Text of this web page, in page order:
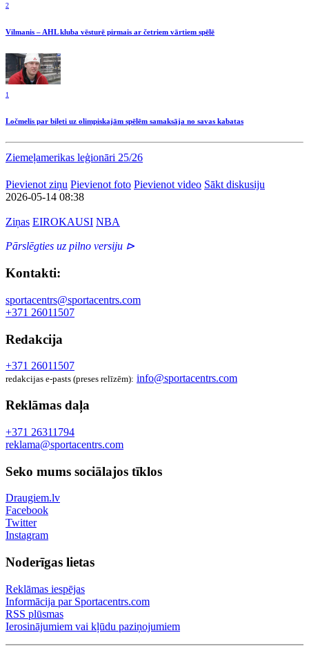
2
Vilmanis – AHL kluba vēsturē pirmais ar četriem vārtiem spēlē
1
Ločmelis par biļeti uz olimpiskajām spēlēm samaksāja no savas kabatas
Ziemeļamerikas leģionāri 25/26
Pievienot ziņu Pievienot foto Pievienot video Sākt diskusiju
2026-05-14 08:38
Ziņas EIROKAUSI NBA
Pārslēgties uz pilno versiju ⊳
Kontakti:
sportacentrs@sportacentrs.com
+371 26011507
Redakcija
+371 26011507
redakcijas e-pasts (preses relīzēm): info@sportacentrs.com
Reklāmas daļa
+371 26311794
reklama@sportacentrs.com
Seko mums sociālajos tīklos
Draugiem.lv
Facebook
Twitter
Instagram
Noderīgas lietas
Reklāmas iespējas
Informācija par Sportacentrs.com
RSS plūsmas
Ierosinājumiem vai kļūdu paziņojumiem